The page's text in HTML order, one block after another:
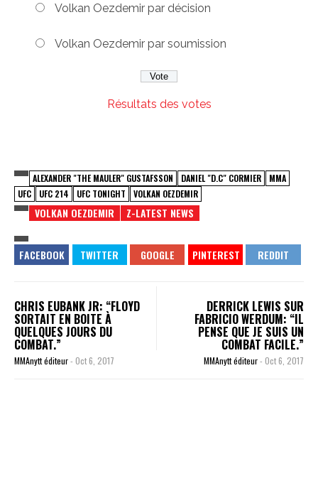
Volkan Oezdemir par décision
Volkan Oezdemir par soumission
Résultats des votes
ALEXANDER "THE MAULER" GUSTAFSSON DANIEL "D.C" CORMIER
MMA
UFC
UFC 214 UFC TONIGHT VOLKAN OEZDEMIR
VOLKAN OEZDEMIR Z-LATEST NEWS
CHRIS EUBANK JR: “FLOYD
SORTAIT EN BOITE À
QUELQUES JOURS DU
COMBAT.”
MMAnytt éditeur- Oct 6, 2017
DERRICK LEWIS SUR
FABRICIO WERDUM: “IL
PENSE QUE JE SUIS UN
COMBAT FACILE.”
MMAnytt éditeur- Oct 6, 2017